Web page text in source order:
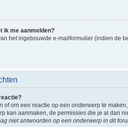
ik me aanmelden?
het ingebouwde e-mailformulier (indien de
of om een reactie op een onderwerp te
kan aanmaken, de permissies die je al dan
niet antwoorden op een onderwerp in dit